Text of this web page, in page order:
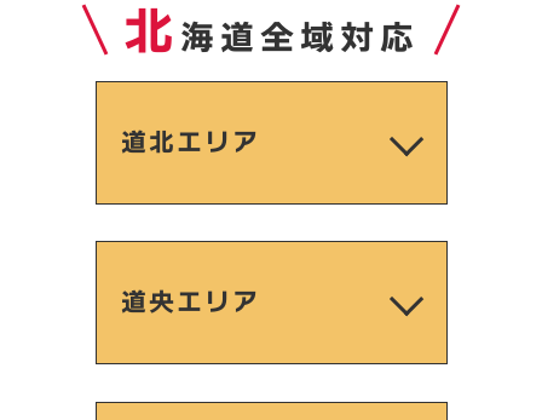
北 海道全域対応
道北エリア
道央エリア